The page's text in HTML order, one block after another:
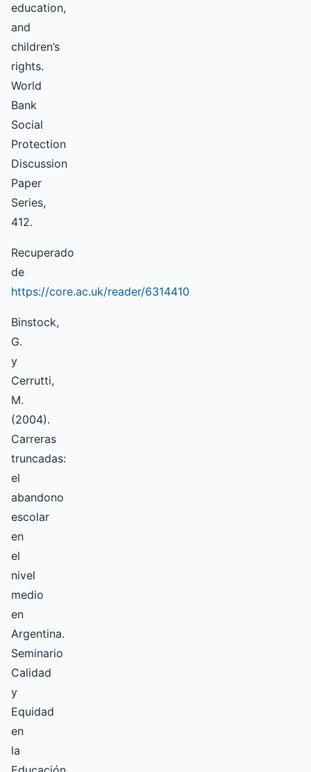
education,
and
children’s
rights.
World
Bank
Social
Protection
Discussion
Paper
Series,
412.
Recuperado
de
https://core.ac.uk/reader/6314410
Binstock,
G.
y
Cerrutti,
M.
(2004).
Carreras
truncadas:
el
abandono
escolar
en
el
nivel
medio
en
Argentina.
Seminario
Calidad
y
Equidad
en
la